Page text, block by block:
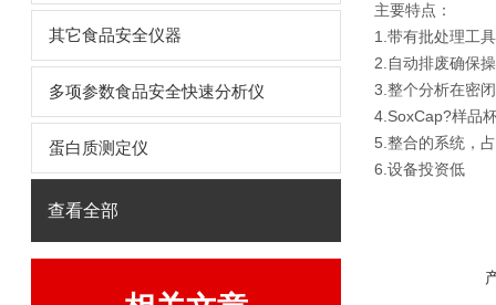
其它食品安全仪器
多项参数食品安全快速分析仪
蛋白质测定仪
查看全部
主要特点：
1.带有批处理工
2.自动排废确保
3.整个分析在密
4.SoxCap?样品
5.整合的系统，
6.设备投资低